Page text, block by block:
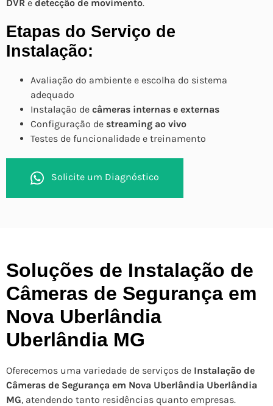
DVR e detecção de movimento.
Etapas do Serviço de
Instalação:
Avaliação do ambiente e escolha do sistema
adequado
Instalação de câmeras internas e externas
Configuração de streaming ao vivo
Testes de funcionalidade e treinamento
Solicite um Diagnóstico
Soluções de Instalação de
Câmeras de Segurança em
Nova Uberlândia
Uberlândia MG
Oferecemos uma variedade de serviços de Instalação de
Câmeras de Segurança em Nova Uberlândia Uberlândia
MG, atendendo tanto residências quanto empresas.